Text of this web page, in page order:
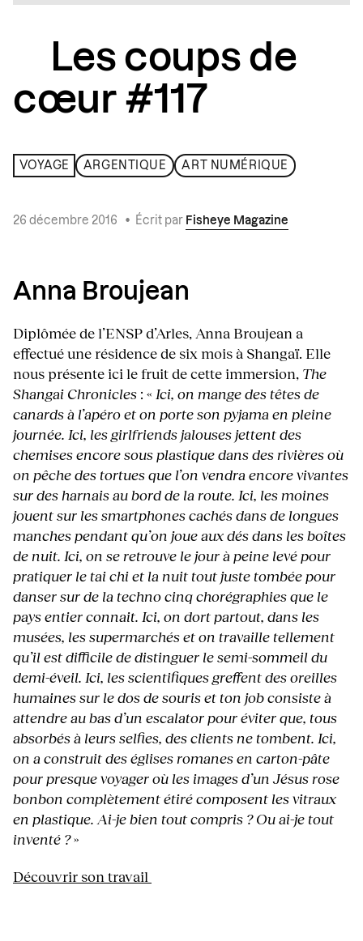
Les coups de
cœur #117
VOYAGE ARGENTIQUE ART NUMÉRIQUE
26 décembre 2016 • Écrit par Fisheye Magazine
Anna Broujean
Diplômée de l’ENSP d’Arles, Anna Broujean a
effectué une résidence de six mois à Shangaï. Elle
nous présente ici le fruit de cette immersion, The
Shangai Chronicles : « Ici, on mange des têtes de
canards à l’apéro et on porte son pyjama en pleine
journée. Ici, ​les girlfriends jalouses jettent des
chemises encore sous plastique dans des rivières où
on pêche des tortues que l’on vendra encore vivantes
sur des harnais au bord de la route. Ici, les moines
jouent sur les smartphones cachés dans de longues
manches pendant qu’on ​joue aux dés dans les boîtes
de nuit. Ici, on se retrouve le jour à peine levé pour
pratiquer le tai chi et la nuit tout juste tombée pour
danser sur de la techno cinq chorégraphies que le
pays entier connait. Ici, on dort partout, dans les
musées, les supermarchés et on travaille tellement
qu’il est difficile de distinguer le semi-sommeil du
demi-éveil. Ici, les scientifiques greffent des oreilles
humaines sur le dos de souris et ton job consiste à
attendre au bas d’un escalator pour éviter que, tous
absorbés à leurs selfies, des clients ne tombent. Ici,
on a construit des églises romanes en carton-pâte
pour presque voyager où les images d’un Jésus rose
bonbon complètement étiré composent les vitraux
en plastique. Ai-je bien tout compris ? Ou ai-je tout
inventé ?»
Découvrir son travail